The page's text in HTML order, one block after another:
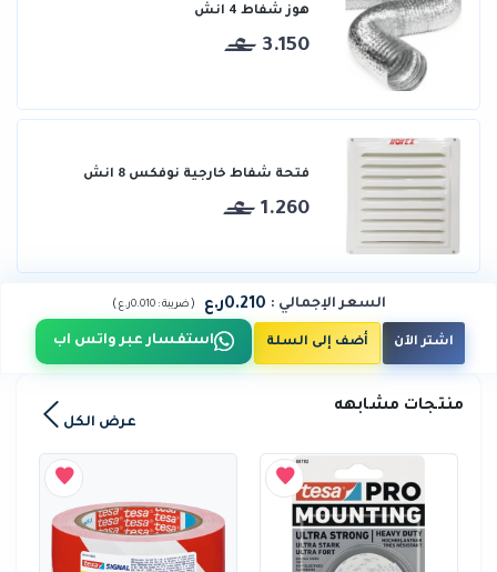
هوز شفاط 4 انش
3.150
فتحة شفاط خارجية نوفكس 8 انش
1.260
السعر الإجمالي : 0.210ر.ع (ضريبة :0.010ر.ع )
اشتر الآن أضف إلى السلة استفسار عبر واتس اب
منتجات مشابهه
عرض الكل